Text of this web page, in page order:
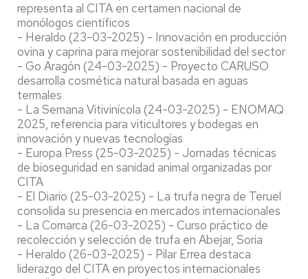
representa al CITA en certamen nacional de
monólogos científicos
- Heraldo (23-03-2025) - Innovación en producción
ovina y caprina para mejorar sostenibilidad del sector
- Go Aragón (24-03-2025) - Proyecto CARUSO
desarrolla cosmética natural basada en aguas
termales
- La Semana Vitivinícola (24-03-2025) - ENOMAQ
2025, referencia para viticultores y bodegas en
innovación y nuevas tecnologías
- Europa Press (25-03-2025) - Jornadas técnicas
de bioseguridad en sanidad animal organizadas por
CITA
- El Diario (25-03-2025) - La trufa negra de Teruel
consolida su presencia en mercados internacionales
- La Comarca (26-03-2025) - Curso práctico de
recolección y selección de trufa en Abejar, Soria
- Heraldo (26-03-2025) - Pilar Errea destaca
liderazgo del CITA en proyectos internacionales